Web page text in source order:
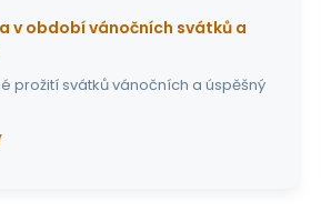
v období vánočních svátků a
prožití svátků vánočních a úspěšný